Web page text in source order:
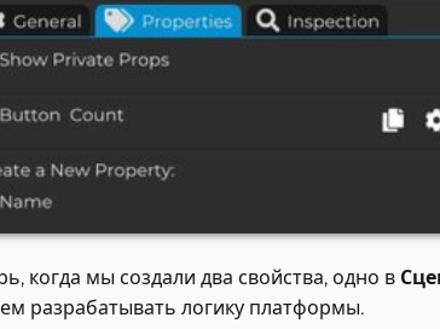
когда мы создали два свойства, одно в
разрабатывать логику платформы.